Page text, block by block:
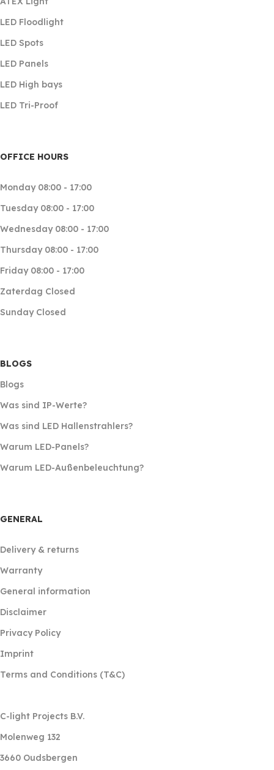
LED Floodlight
LED Spots
LED Panels
LED High bays
LED Tri-Proof
OFFICE HOURS
Monday 08:00 - 17:00
Tuesday 08:00 - 17:00
Wednesday 08:00 - 17:00
Thursday 08:00 - 17:00
Friday 08:00 - 17:00
Zaterdag Closed
Sunday Closed
BLOGS
Blogs
Was sind IP-Werte?
Was sind LED Hallenstrahlers?
Warum LED-Panels?
Warum LED-Außenbeleuchtung?
GENERAL
Delivery & returns
Warranty
General information
Disclaimer
Privacy Policy
Imprint
Terms and Conditions (T&C)
C-light Projects B.V.
Molenweg 132
3660 Oudsbergen